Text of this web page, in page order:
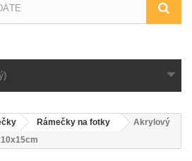
Rámečky na fotky
Akrylový